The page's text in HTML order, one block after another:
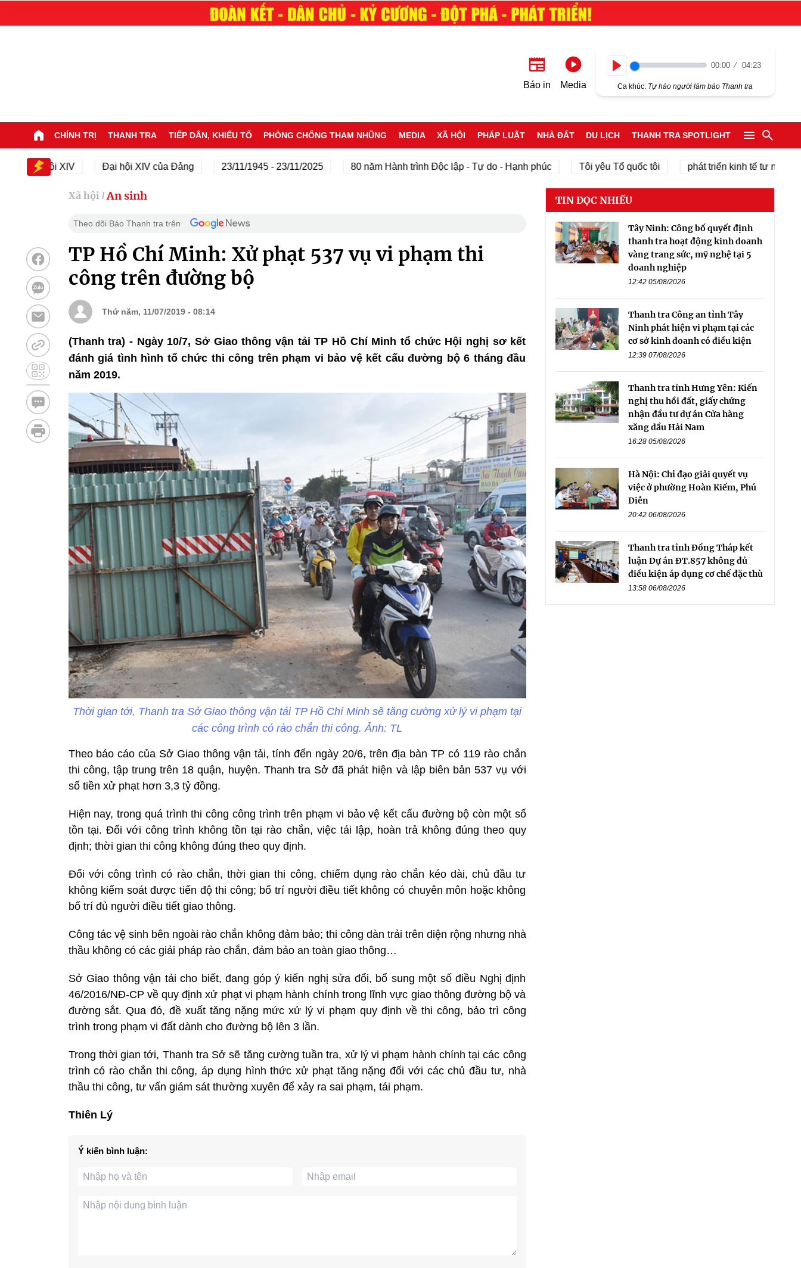
Báo in Media
00:00 04:23
Ca khúc: Tự hào người làm báo Thanh tra
CHÍNH TRỊ THANH TRA TIẾP DÂN, KHIẾU TỐ PHÒNG CHỐNG THAM NHŨNG MEDIA XÃ HỘI PHÁP LUẬT NHÀ ĐẤT DU LỊCH THANH TRA SPOTLIGHT
hội XIV Đại hội XIV của Đảng 23/11/1945 - 23/11/2025 80 năm Hành trình Độc lập - Tự do - Hạnh phúc Tôi yêu Tổ quốc tôi phát triển kinh tế tư nhân
Xã hội / An sinh
Theo dõi Báo Thanh tra trên
TP Hồ Chí Minh: Xử phạt 537 vụ vi phạm thi
công trên đường bộ
Thứ năm, 11/07/2019 - 08:14
(Thanh tra) - Ngày 10/7, Sở Giao thông vận tải TP Hồ Chí Minh tổ chức Hội nghị sơ kết
đánh giá tình hình tổ chức thi công trên phạm vi bảo vệ kết cấu đường bộ 6 tháng đầu
năm 2019.
Thời gian tới, Thanh tra Sở Giao thông vận tải TP Hồ Chí Minh sẽ tăng cường xử lý vi phạm tại
các công trình có rào chắn thi công. Ảnh: TL
Theo báo cáo của Sở Giao thông vận tải, tính đến ngày 20/6, trên địa bàn TP có 119 rào chắn
thi công, tập trung trên 18 quận, huyện. Thanh tra Sở đã phát hiện và lập biên bản 537 vụ với
số tiền xử phạt hơn 3,3 tỷ đồng.
Hiện nay, trong quá trình thi công công trình trên phạm vi bảo vệ kết cấu đường bộ còn một số
tồn tại. Đối với công trình không tồn tại rào chắn, việc tái lập, hoàn trả không đúng theo quy
định; thời gian thi công không đúng theo quy định.
Đối với công trình có rào chắn, thời gian thi công, chiếm dụng rào chắn kéo dài, chủ đầu tư
không kiểm soát được tiến độ thi công; bố trí người điều tiết không có chuyên môn hoặc không
bố trí đủ người điều tiết giao thông.
Công tác vệ sinh bên ngoài rào chắn không đảm bảo; thi công dàn trải trên diện rộng nhưng nhà
thầu không có các giải pháp rào chắn, đảm bảo an toàn giao thông…
Sở Giao thông vận tải cho biết, đang góp ý kiến nghị sửa đổi, bổ sung một số điều Nghị định
46/2016/NĐ-CP về quy định xử phạt vi phạm hành chính trong lĩnh vực giao thông đường bộ và
đường sắt. Qua đó, đề xuất tăng nặng mức xử lý vi phạm quy định về thi công, bảo trì công
trình trong phạm vi đất dành cho đường bộ lên 3 lần.
Trong thời gian tới, Thanh tra Sở sẽ tăng cường tuần tra, xử lý vi phạm hành chính tại các công
trình có rào chắn thi công, áp dụng hình thức xử phạt tăng nặng đối với các chủ đầu tư, nhà
thầu thi công, tư vấn giám sát thường xuyên để xảy ra sai phạm, tái phạm.
Thiên Lý
Ý kiến bình luận:
TIN ĐỌC NHIỀU
Tây Ninh: Công bố quyết định
thanh tra hoạt động kinh doanh
vàng trang sức, mỹ nghệ tại 5
doanh nghiệp
12:42 05/08/2026
Thanh tra Công an tỉnh Tây
Ninh phát hiện vi phạm tại các
cơ sở kinh doanh có điều kiện
12:39 07/08/2026
Thanh tra tỉnh Hưng Yên: Kiến
nghị thu hồi đất, giấy chứng
nhận đầu tư dự án Cửa hàng
xăng dầu Hải Nam
16:28 05/08/2026
Hà Nội: Chỉ đạo giải quyết vụ
việc ở phường Hoàn Kiếm, Phú
Diễn
20:42 06/08/2026
Thanh tra tỉnh Đồng Tháp kết
luận Dự án ĐT.857 không đủ
điều kiện áp dụng cơ chế đặc thù
13:58 06/08/2026